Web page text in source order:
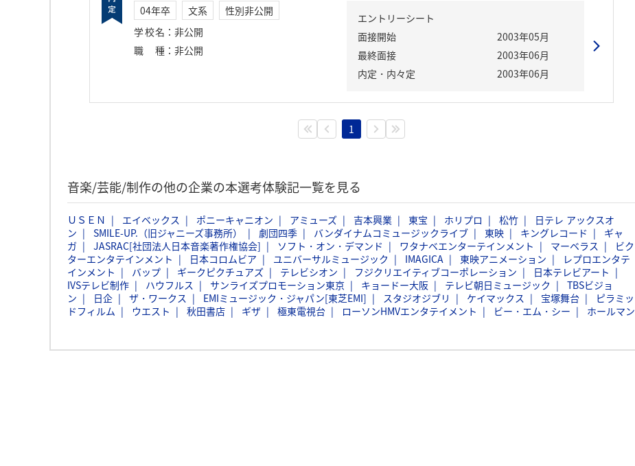
04年卒 文系
性別非公開
学校名 ： 非公開
職種 ： 非公開
エントリーシート
面接開始
2003年05月
最終面接
2003年06月
内定・内々定
2003年06月
1
音楽/芸能/制作の他の企業の本選考体験記一覧を見る
ＵＳＥＮ エイベックス ポニーキャニオン アミューズ 吉本興業 東宝 ホリプロ 松竹
日テレ アックスオ
ン
SMILE-UP.（旧ジャニーズ事務所） 劇団四季 バンダイナムコミュージックライブ 東映 キングレコード
ギャ
ガ
JASRAC[社団法人日本音楽著作権協会] ソフト・オン・デマンド ワタナベエンターテインメント マーベラス
ビク
ターエンタテインメント
日本コロムビア ユニバーサルミュージック IMAGICA 東映アニメーション
レプロエンタテ
インメント
バップ ギークピクチュアズ テレビシオン フジクリエイティブコーポレーション
日本テレビアート
IVSテレビ制作
ハウフルス サンライズプロモーション東京 キョードー大阪 テレビ朝日ミュージック
TBSビジョ
ン
日企 ザ・ワークス EMIミュージック・ジャパン[東芝EMI] スタジオジブリ ケイマックス 宝塚舞台
ピラミッ
ドフィルム
ウエスト 秋田書店 ギザ 極東電視台 ローソンHMVエンタテイメント ビー・エム・シー ホールマン